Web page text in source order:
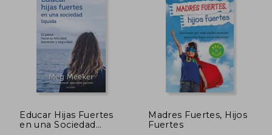
el desarrollo emocional y psicológico de
sus hijas .
Además de su labor como autora, Meg
Meeker es una conferencista solicitada en
programas de radio y televisión en Estados
Unidos, donde aborda temas relacionados
con la salud pediátrica y las relaciones
familiares .
Educar Hijas Fuertes
en una Sociedad
Madres Fuertes, Hijos
Fuertes